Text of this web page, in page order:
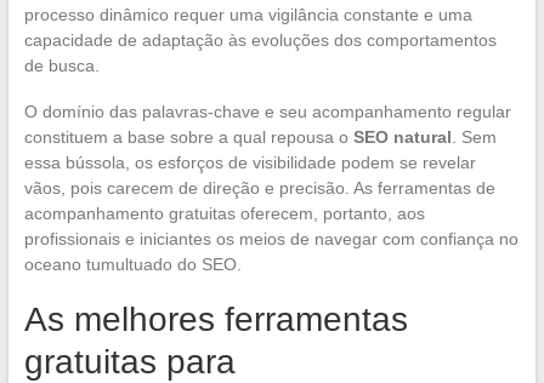
processo dinâmico requer uma vigilância constante e uma
capacidade de adaptação às evoluções dos comportamentos
de busca.
O domínio das palavras-chave e seu acompanhamento regular
constituem a base sobre a qual repousa o SEO natural . Sem
essa bússola, os esforços de visibilidade podem se revelar
vãos, pois carecem de direção e precisão. As ferramentas de
acompanhamento gratuitas oferecem, portanto, aos
profissionais e iniciantes os meios de navegar com confiança no
oceano tumultuado do SEO.
As melhores ferramentas
gratuitas para